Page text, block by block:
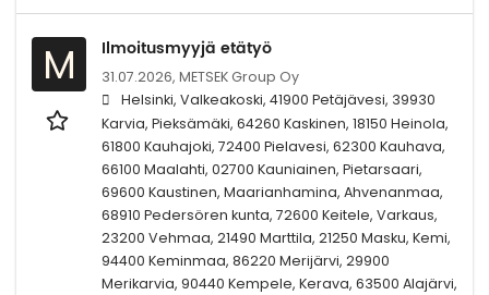
M Ilmoitusmyyjä etätyö
31.07.2026, METSEK Group Oy
Helsinki, Valkeakoski, 41900 Petäjävesi, 39930
Karvia, Pieksämäki, 64260 Kaskinen, 18150 Heinola,
61800 Kauhajoki, 72400 Pielavesi, 62300 Kauhava,
66100 Maalahti, 02700 Kauniainen, Pietarsaari,
69600 Kaustinen, Maarianhamina, Ahvenanmaa,
68910 Pedersören kunta, 72600 Keitele, Varkaus,
23200 Vehmaa, 21490 Marttila, 21250 Masku, Kemi,
94400 Keminmaa, 86220 Merijärvi, 29900
Merikarvia, 90440 Kempele, Kerava, 63500 Alajärvi,